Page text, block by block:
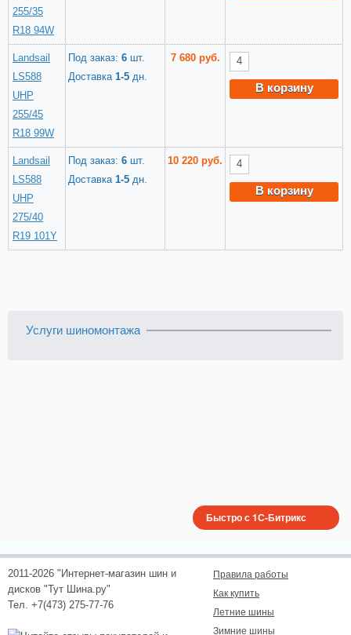
255/35
R18 94W
Landsail
LS588
UHP
255/45
R18 99W
Под заказ: 6 шт.
Доставка 1-5 дн.
7 680 руб.
В корзину
Landsail
LS588
UHP
275/40
R19 101Y
Под заказ: 6 шт.
Доставка 1-5 дн.
10 220 руб.
В корзину
Услуги шиномонтажа
2011-2026 "Интернет-магазин шин и
дисков "Тут Шина.ру"
Тел. +7(473) 275-77-76
Правила работы
Как купить
Летние шины
Зимние шины
Быстро с 1С-Битрикс